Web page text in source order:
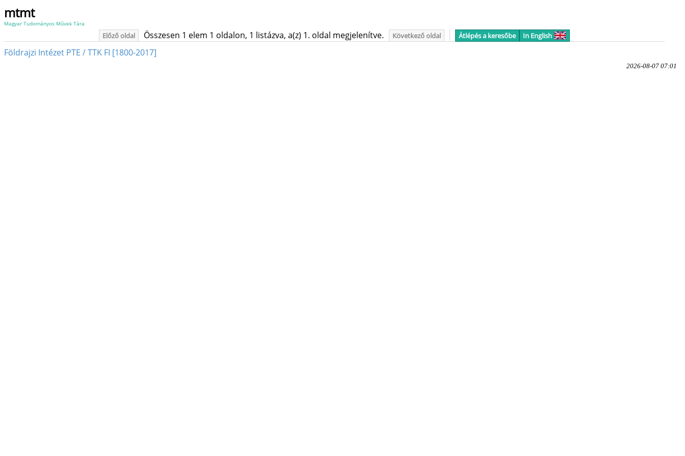
mtmt
Magyar Tudományos Művek Tára
Előző oldal Összesen 1 elem 1 oldalon, 1 listázva, a(z) 1. oldal megjelenítve. Következő oldal Átlépés a keresőbe In English
Földrajzi Intézet PTE / TTK FI [1800-2017]
2026-08-07 07:01